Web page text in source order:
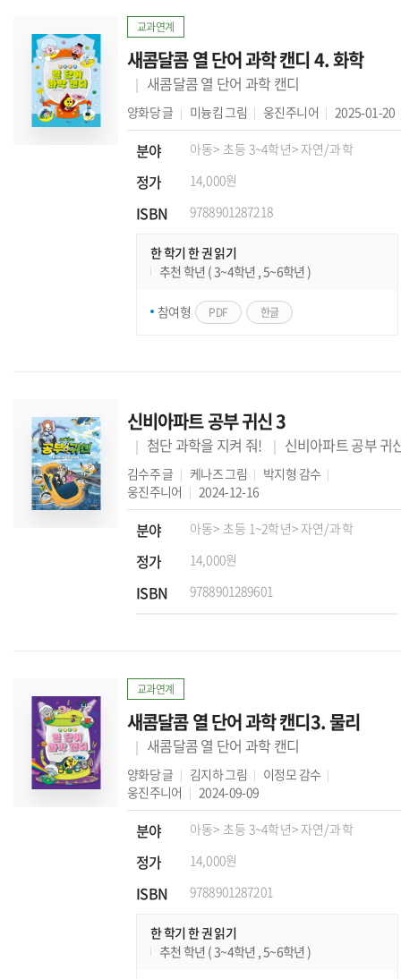
교과연계
새콤달콤 열 단어 과학 캔디 4. 화학
새콤달콤 열 단어 과학 캔디
양화당글 미늉킴그림 웅진주니어 2025-01-20
분야 아동> 초등 3~4학년> 자연/과학
정가 14,000원
ISBN 9788901287218
한 학기 한 권 읽기
추천 학년 ( 3~4학년 , 5~6학년 )
참여형 PDF 한글
신비아파트 공부 귀신 3
첨단 과학을 지켜 줘! 신비아파트 공부 귀
김수주글 케나즈그림 박지형 감수
웅진주니어
2024-12-16
분야 아동> 초등 1~2학년> 자연/과학
정가 14,000원
ISBN 9788901289601
교과연계
새콤달콤 열 단어 과학 캔디3. 물리
새콤달콤 열 단어 과학 캔디
양화당글 김지하그림 이정모 감수
웅진주니어
2024-09-09
분야 아동> 초등 3~4학년> 자연/과학
정가 14,000원
ISBN 9788901287201
한 학기 한 권 읽기
추천 학년 ( 3~4학년 , 5~6학년 )